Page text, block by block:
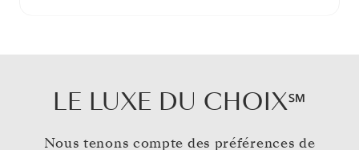
LE LUXE DU CHOIX℠
Nous tenons compte des préférences de